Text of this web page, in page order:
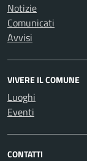
Notizie
Comunicati
Avvisi
VIVERE IL COMUNE
Luoghi
Eventi
CONTATTI